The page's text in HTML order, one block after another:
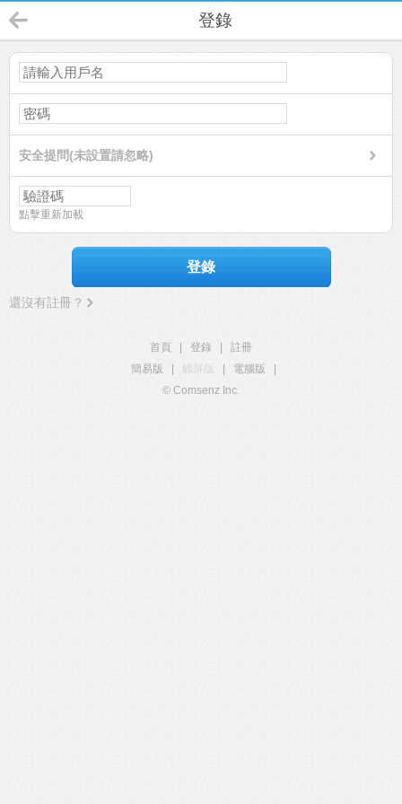
登錄
安全提問(未設置請忽略)
點擊重新加載
登錄
還沒有註冊？
首頁 登錄
註冊
簡易版
觸屏版 電腦版
© Comsenz Inc.